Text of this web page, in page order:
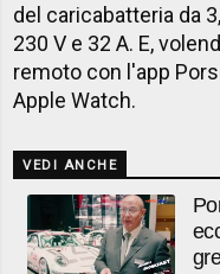
del caricabatteria da
230 V e 32 A. E,
remoto con l'app
Apple Watch.
VEDI ANCHE